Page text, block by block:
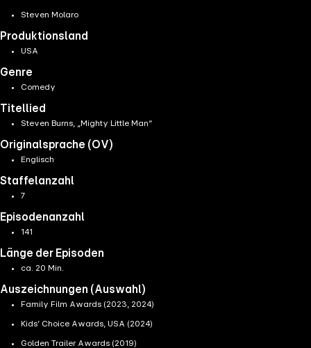
Steven Molaro
Produktionsland
USA
Genre
Comedy
Titellied
Steven Burns, „Mighty Little Man“
Originalsprache (OV)
Englisch
Staffelanzahl
7
Episodenanzahl
141
Länge der Episoden
ca. 20 Min.
Auszeichnungen (Auswahl)
Family Film Awards (2023, 2024)
Kids’ Choice Awards, USA (2024)
Golden Trailer Awards (2019)